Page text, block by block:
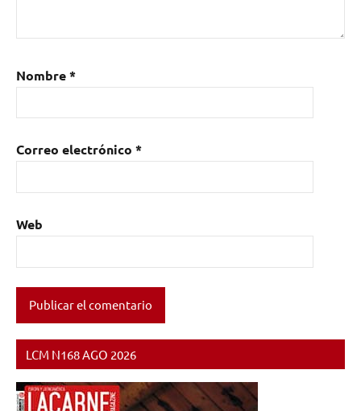
Nombre*
Correo electrónico *
Web
LCM N168 AGO 2026